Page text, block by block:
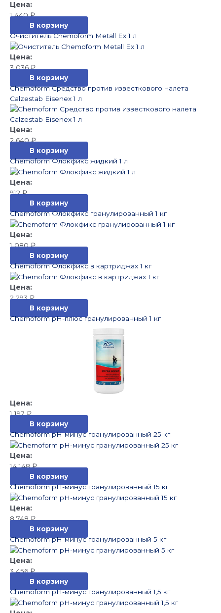
1 440₽
В корзину
Очиститель Chemoform Metall Ex 1 л
3 036₽
В корзину
Chemoform Средство против известкового налета
Calzestab Eisenеx 1 л
2 640₽
В корзину
Chemoform Флокфикс жидкий 1 л
912₽
В корзину
Chemoform Флокфикс гранулированный 1 кг
1 080₽
В корзину
Chemoform Флокфикс в картриджах 1 кг
2 293₽
В корзину
Chemoform pH-плюс гранулированный 1 кг
1 197₽
В корзину
Chemoform pH-минус гранулированный 25 кг
14 148₽
В корзину
Chemoform pH-минус гранулированный 15 кг
8 748₽
В корзину
Chemoform pH-минус гранулированный 5 кг
3 456₽
В корзину
Chemoform pH-минус гранулированный 1,5 кг